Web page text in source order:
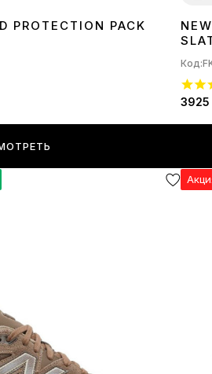
PROTECTION PACK
3637
Код:
3925